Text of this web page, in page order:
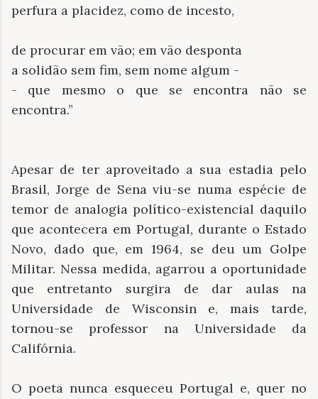
perfura a placidez, como de incesto,
de procurar em vão; em vão desponta
a solidão sem fim, sem nome algum -
- que mesmo o que se encontra não se
encontra.”
Apesar de ter aproveitado a sua estadia pelo
Brasil, Jorge de Sena viu-se numa espécie de
temor de analogia político-existencial daquilo
que acontecera em Portugal, durante o Estado
Novo, dado que, em 1964, se deu um Golpe
Militar. Nessa medida, agarrou a oportunidade
que entretanto surgira de dar aulas na
Universidade de Wisconsin e, mais tarde,
tornou-se professor na Universidade da
Califórnia.
O poeta nunca esqueceu Portugal e, quer no